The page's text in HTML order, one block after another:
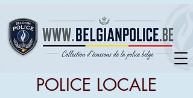
POLICE LOCALE